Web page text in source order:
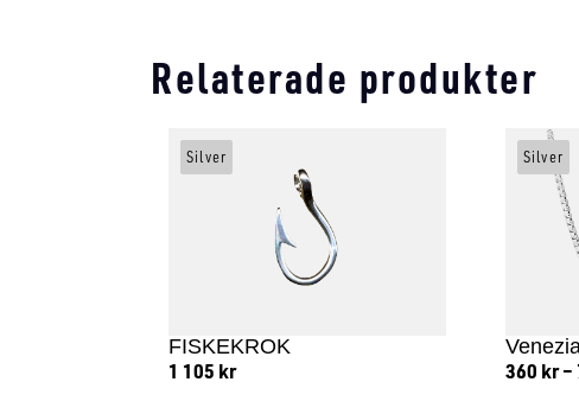
Relaterade produkter
FISKEKROK
1 105 kr
Silver
360 kr –
Silver